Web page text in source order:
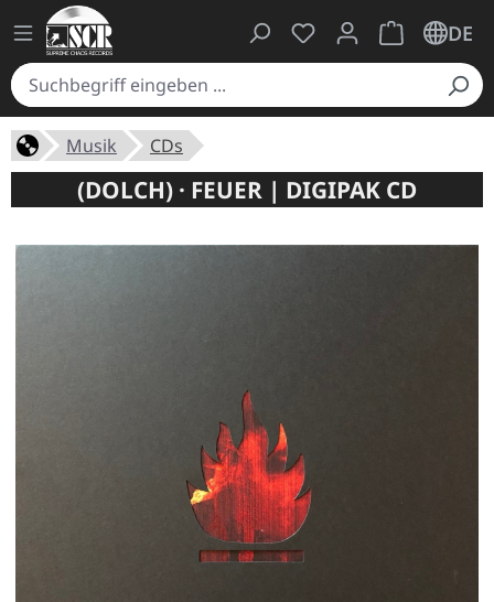
Du hast 0 Produkte
Warenkorb
DE
Musik CDs
(DOLCH) · FEUER | DIGIPAK CD